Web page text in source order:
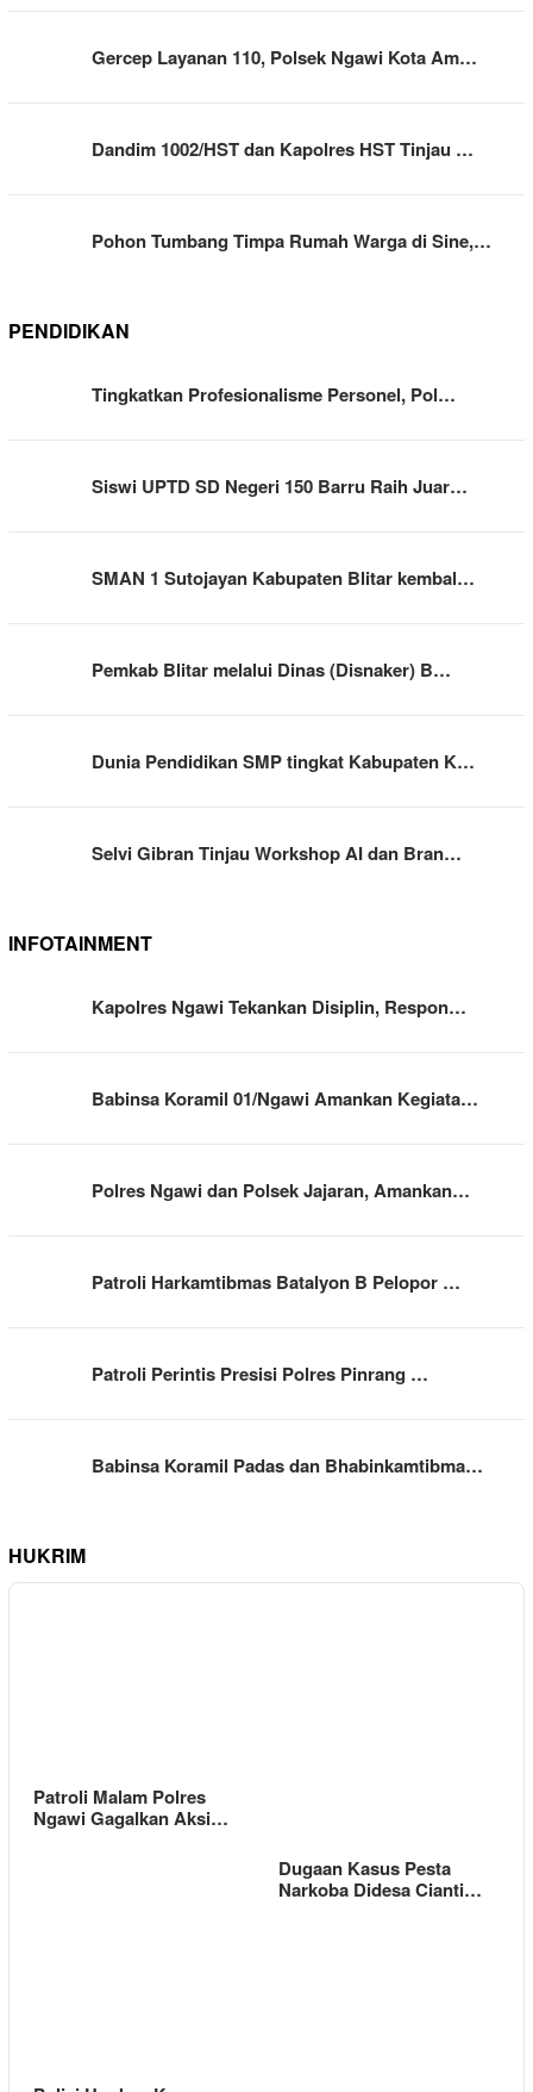
Gercep Layanan 110, Polsek Ngawi Kota Am…
Dandim 1002/HST dan Kapolres HST Tinjau …
Pohon Tumbang Timpa Rumah Warga di Sine,…
PENDIDIKAN
Tingkatkan Profesionalisme Personel, Pol…
Siswi UPTD SD Negeri 150 Barru Raih Juar…
SMAN 1 Sutojayan Kabupaten Blitar kembal…
Pemkab Blitar melalui Dinas (Disnaker) B…
Dunia Pendidikan SMP tingkat Kabupaten K…
Selvi Gibran Tinjau Workshop AI dan Bran…
INFOTAINMENT
Kapolres Ngawi Tekankan Disiplin, Respon…
Babinsa Koramil 01/Ngawi Amankan Kegiata…
Polres Ngawi dan Polsek Jajaran, Amankan…
Patroli Harkamtibmas Batalyon B Pelopor …
Patroli Perintis Presisi Polres Pinrang …
Babinsa Koramil Padas dan Bhabinkamtibma…
HUKRIM
Patroli Malam Polres
Ngawi Gagalkan Aksi…
Dugaan Kasus Pesta
Narkoba Didesa Cianti…